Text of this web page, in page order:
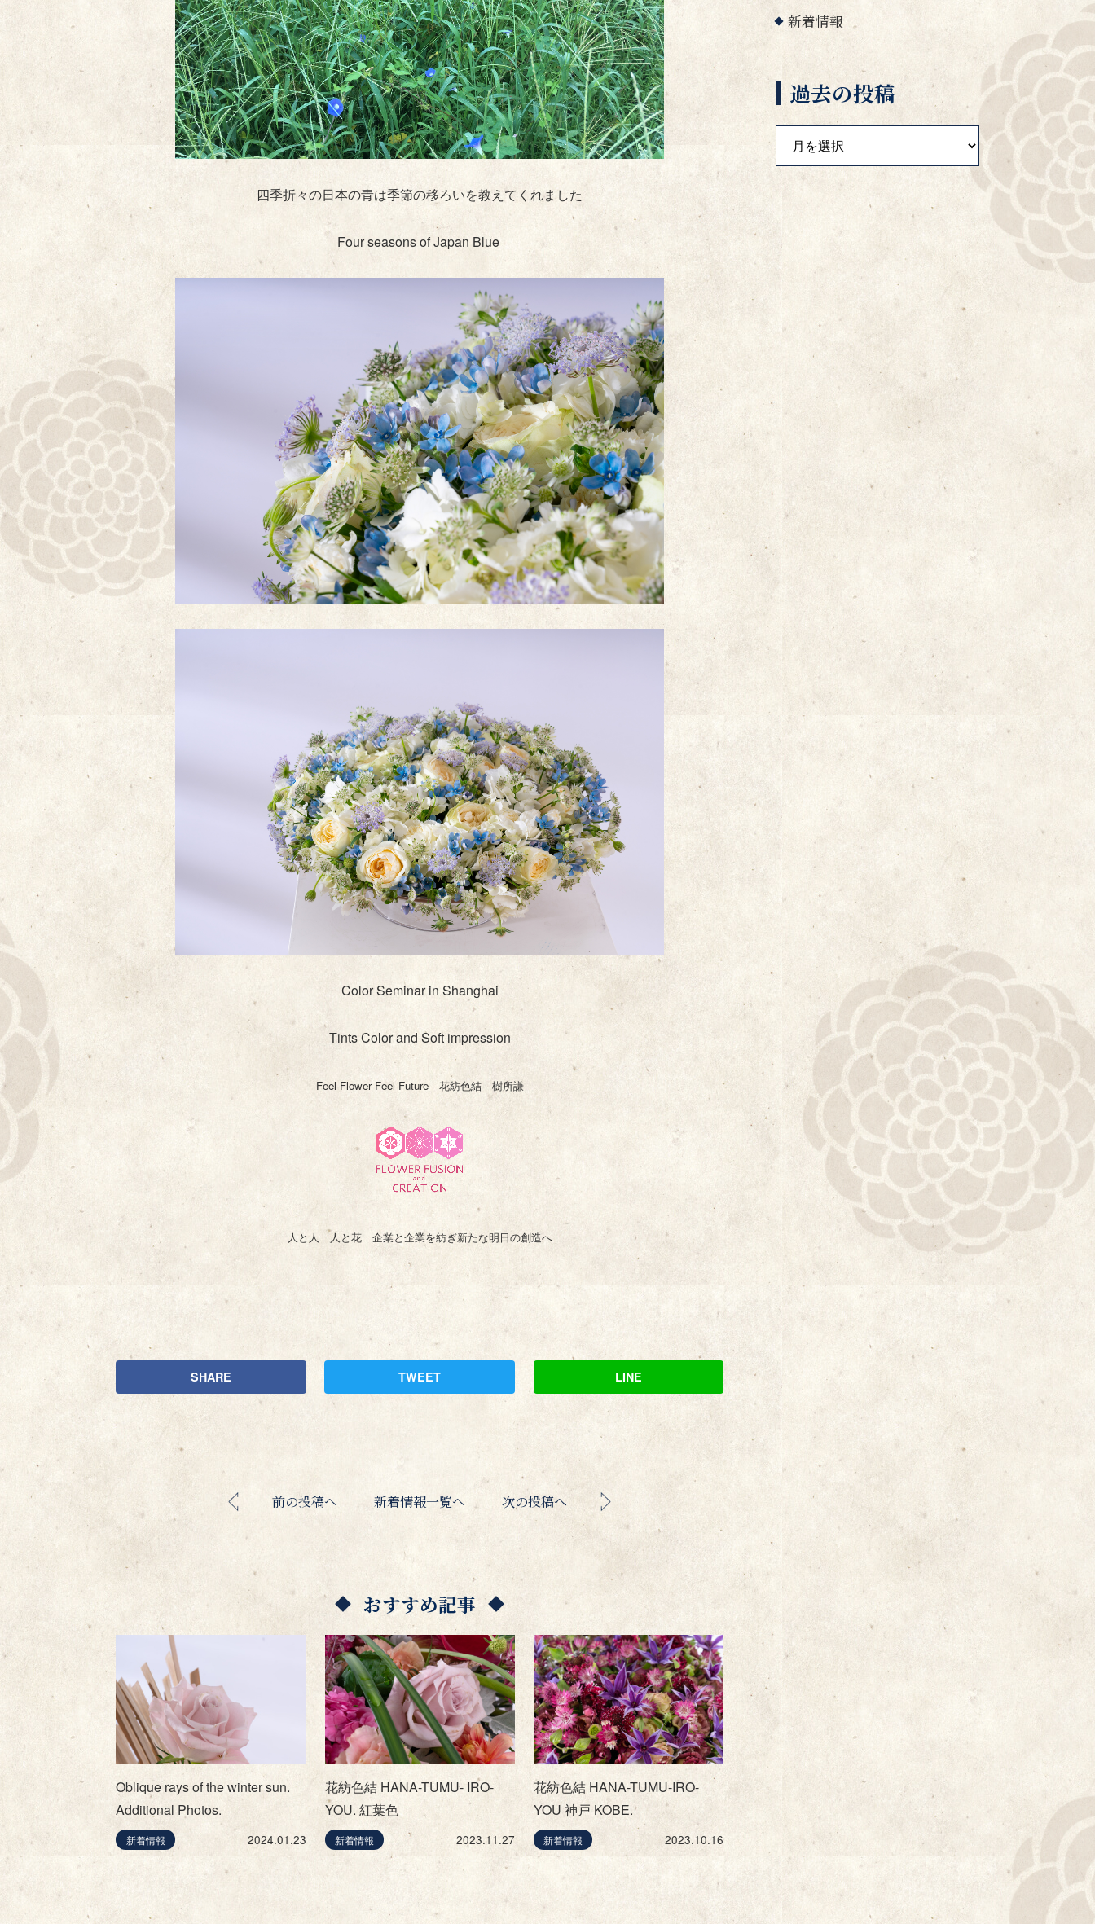
四季折々の日本の青は季節の移ろいを教えてくれました
Four seasons of Japan Blue
Color Seminar in Shanghai
Tints Color and Soft impression
Feel Flower Feel Future 花紡色結 樹所謙
人と人 人と花 企業と企業を紡ぎ新たな明日の創造へ
SHARE TWEET LINE
前の投稿へ 新着情報一覧へ 次の投稿へ
おすすめ記事
Oblique rays of the winter sun.
Additional Photos.
新着情報 2024.01.23
花紡色結 HANA-TUMU- IRO-
YOU. 紅葉色
新着情報 2023.11.27
花紡色結 HANA-TUMU-IRO-
YOU 神戸 KOBE.
新着情報 2023.10.16
新着情報
過去の投稿